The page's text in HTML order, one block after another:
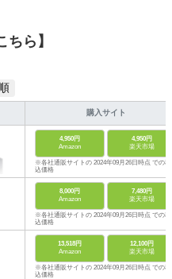
ちら】
購入サイト
4,950円
Amazon
4,950円
楽天市場
※各社通販サイトの 2024年09月26日時点 での税
込価格
8,000円
Amazon
7,480円
楽天市場
※各社通販サイトの 2024年09月26日時点 での税
込価格
13,518円
Amazon
12,100円
楽天市場
※各社通販サイトの 2024年09月26日時点 での税
込価格